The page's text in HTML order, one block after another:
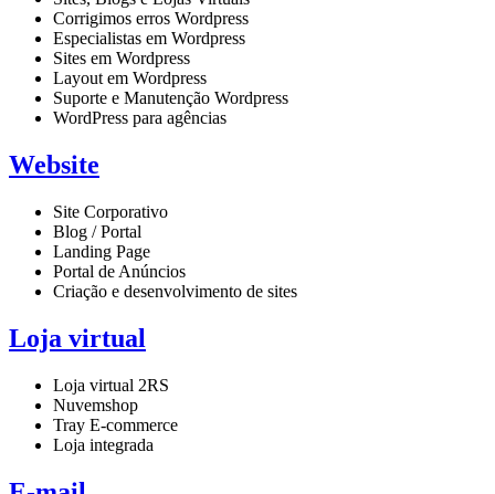
Corrigimos erros Wordpress
Especialistas em Wordpress
Sites em Wordpress
Layout em Wordpress
Suporte e Manutenção Wordpress
WordPress para agências
Website
Site Corporativo
Blog / Portal
Landing Page
Portal de Anúncios
Criação e desenvolvimento de sites
Loja virtual
Loja virtual 2RS
Nuvemshop
Tray E-commerce
Loja integrada